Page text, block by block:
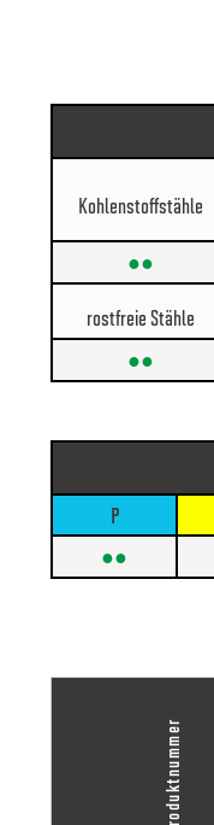
Kohlenstoffstähle
●●
rostfreie Stähle
●●
P
●●
Produktnummer